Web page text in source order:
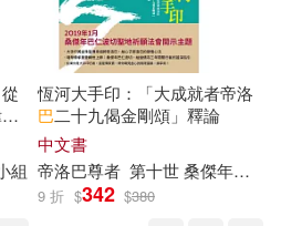
吳佳駿(2)
．海滿恩(2)
唐 曇曠撰(2)
小熊出版(5)
組
恆河大手印：「大成就者帝洛
巴二十九偈金剛頌」釋論
中文書
帝洛巴尊者 第十世 桑傑年巴仁波切
9 折 $342 $380